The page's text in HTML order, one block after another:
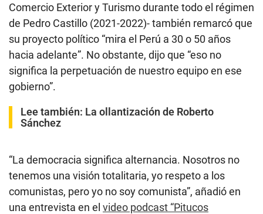
Comercio Exterior y Turismo durante todo el régimen
de Pedro Castillo (2021-2022)- también remarcó que
su proyecto político “mira el Perú a 30 o 50 años
hacia adelante”. No obstante, dijo que “eso no
significa la perpetuación de nuestro equipo en ese
gobierno”.
Lee también: La ollantización de Roberto
Sánchez
“La democracia significa alternancia. Nosotros no
tenemos una visión totalitaria, yo respeto a los
comunistas, pero yo no soy comunista”, añadió en
una entrevista en el video podcast “Pitucos